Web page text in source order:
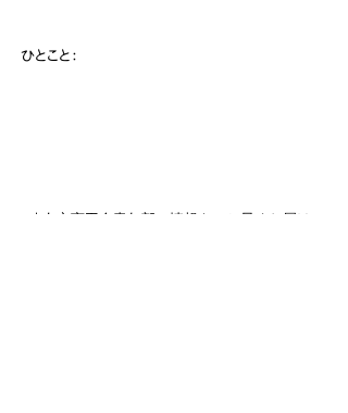
​ひとこと：
八女市商工会青年部の情報をいち早くお届け！